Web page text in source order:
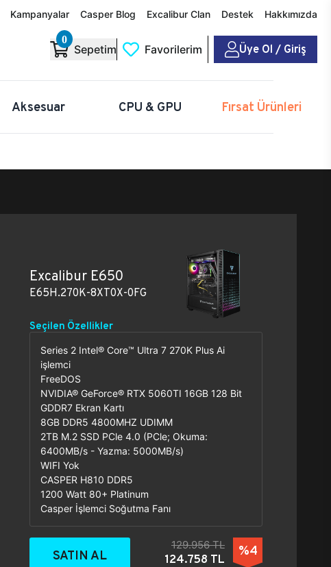
Kampanyalar Casper Blog Excalibur Clan Destek Hakkımızda
0
Sepetim Favorilerim Üye Ol / Giriş
Aksesuar CPU & GPU Fırsat Ürünleri
Excalibur E650
E65H.270K-8XT0X-0FG
Seçilen Özellikler
Series 2 Intel® Core™ Ultra 7 270K Plus Ai
işlemci
FreeDOS
NVIDIA® GeForce® RTX 5060TI 16GB 128 Bit
GDDR7 Ekran Kartı
8GB DDR5 4800MHZ UDIMM
2TB M.2 SSD PCle 4.0 (PCle; Okuma:
6400MB/s - Yazma: 5000MB/s)
WIFI Yok
CASPER H810 DDR5
1200 Watt 80+ Platinum
Casper İşlemci Soğutma Fanı
SATIN AL
129.956 TL
124.758 TL
%4